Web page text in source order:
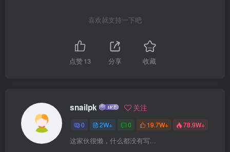
喜欢就支持一下吧
点赞13 分享 收藏
snailpk 关注
0 2W+ 0 19.7W+ 78.9W+
这家伙很懒，什么都没有写...